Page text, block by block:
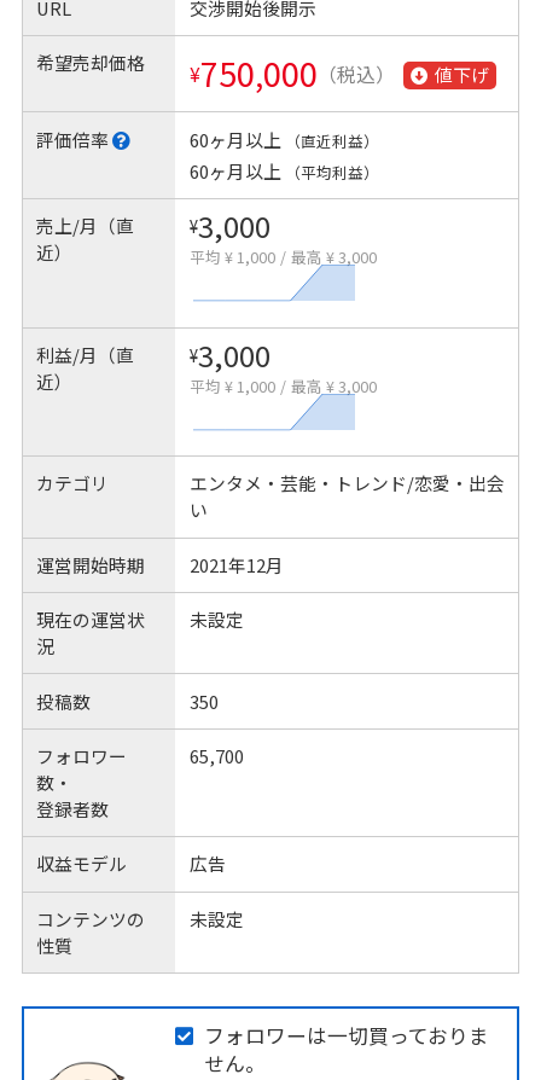
URL 交渉開始後開示
希望売却価格 ¥750,000 （税込） 値下げ
評価倍率 60ヶ月以上 （直近利益）
60ヶ月以上 （平均利益）
売上/月（直
近）
¥3,000
平均 ¥ 1,000 / 最高 ¥ 3,000
利益/月（直
近）
¥3,000
平均 ¥ 1,000 / 最高 ¥ 3,000
カテゴリ
エンタメ・芸能・トレンド/恋愛・出会
い
運営開始時期 2021年12月
現在の運営状
況
未設定
投稿数 350
フォロワー
数・
登録者数
65,700
収益モデル 広告
コンテンツの
性質
未設定
フォロワーは一切買っておりま
せん。